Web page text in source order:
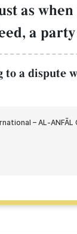
as
a
to a dispute